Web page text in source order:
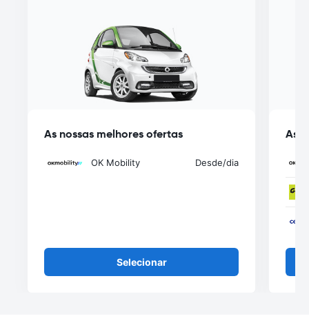
As nossas melhores ofertas
OK Mobility Desde/dia
Selecionar
As